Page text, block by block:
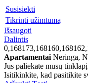
Susisiekti
Tikrinti užimtumą
Išsaugoti
Dalintis
Apartamentai Neringa,
Jūs paliekate mūsų
Isitikinkite, kad pasitikite